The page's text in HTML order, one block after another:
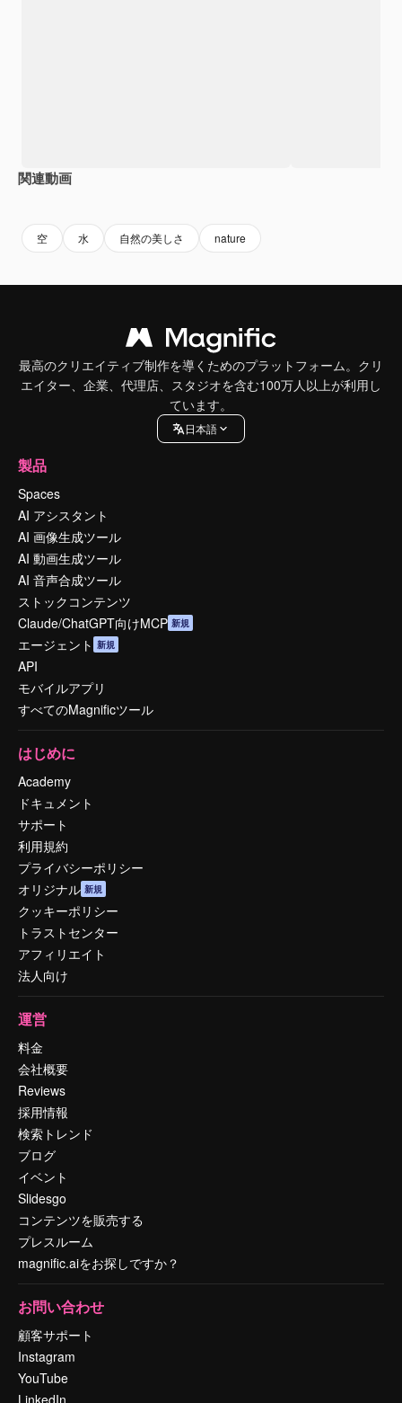
関連動画
空 水 自然の美しさ nature
最高のクリエイティブ制作を導くためのプラットフォーム。クリ
エイター、企業、代理店、スタジオを含む100万人以上が利用し
ています。
日本語
製品
Spaces
AI アシスタント
AI 画像生成ツール
AI 動画生成ツール
AI 音声合成ツール
ストックコンテンツ
Claude/ChatGPT向けMCP 新規
エージェント 新規
API
モバイルアプリ
すべてのMagnificツール
はじめに
Academy
ドキュメント
サポート
利用規約
プライバシーポリシー
オリジナル 新規
クッキーポリシー
トラストセンター
アフィリエイト
法人向け
運営
料金
会社概要
Reviews
採用情報
検索トレンド
ブログ
イベント
Slidesgo
コンテンツを販売する
プレスルーム
magnific.aiをお探しですか？
お問い合わせ
顧客サポート
Instagram
YouTube
LinkedIn